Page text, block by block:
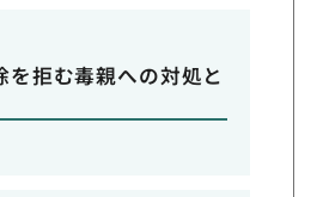
を拒む毒親への対処と